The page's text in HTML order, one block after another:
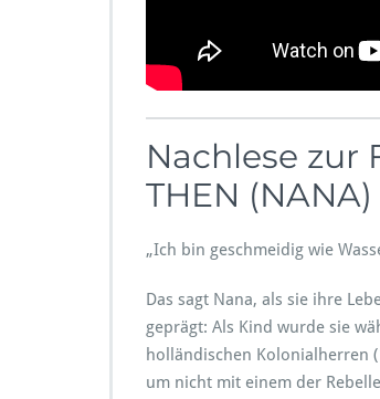
Nachlese zur
THEN (NANA)
„Ich bin geschmeidig wie
Das sagt Nana, als sie ihre
geprägt: Als Kind wurde sie
holländischen Kolonialherren
um nicht mit einem der